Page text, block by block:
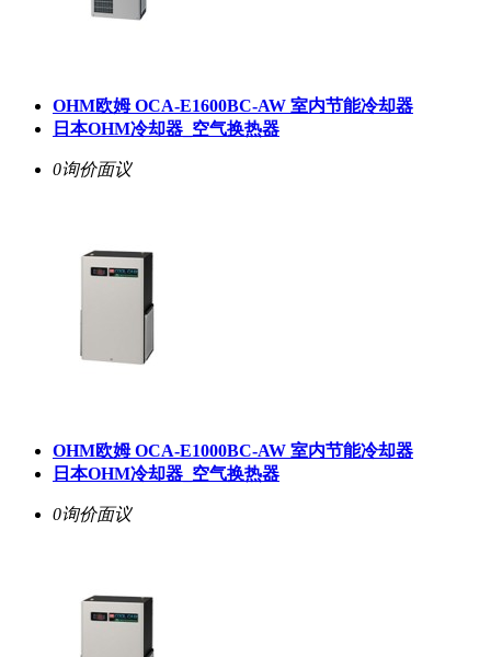
OHM欧姆 OCA-E1600BC-AW 室内节能冷却器
日本OHM冷却器_空气换热器
0询价面议
OHM欧姆 OCA-E1000BC-AW 室内节能冷却器
日本OHM冷却器_空气换热器
0询价面议